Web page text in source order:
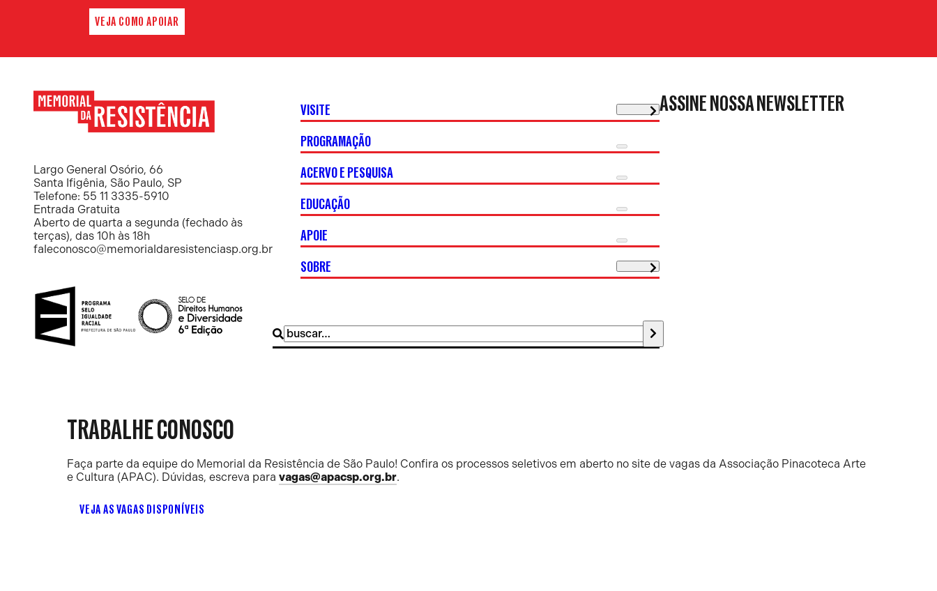
VEJA COMO APOIAR
Resistência
Largo General Osório, 66
Santa Ifigênia, São Paulo, SP
Telefone: 55 11 3335-5910
Entrada Gratuita
Aberto de quarta a segunda (fechado às
terças), das 10h às 18h
faleconosco@memorialdaresistenciasp.org.br
Buscar
por:
VISITE
PROGRAMAÇÃO
ACERVO E PESQUISA
EDUCAÇÃO
APOIE
SOBRE
ASSINE NOSSA NEWSLETTER
TRABALHE CONOSCO
Faça parte da equipe do Memorial da Resistência de São Paulo! Confira os processos seletivos em aberto no site de vagas da Associação Pinacoteca Arte
e Cultura (APAC). Dúvidas, escreva para vagas@apacsp.org.br.
VEJA AS VAGAS DISPONÍVEIS